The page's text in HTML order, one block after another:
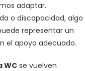
adaptar.
o discapacidad, algo
representar un
el apoyo adecuado.
WCse vuelven